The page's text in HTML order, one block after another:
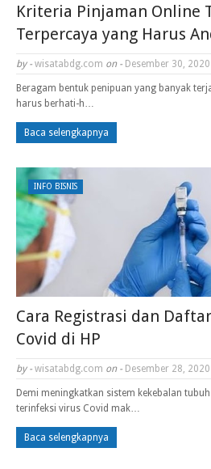
Kriteria Pinjaman Online
Terpercaya yang Harus
by - wisatabdg.com on - Desember 30, 2020
Beragam bentuk penipuan yang banyak
harus berhati-h…
Baca selengkapnya
INFO BISNIS
Cara Registrasi dan
Covid di HP
by - wisatabdg.com on - Desember 28, 2020
Demi meningkatkan sistem kekebalan
terinfeksi virus Covid mak…
Baca selengkapnya